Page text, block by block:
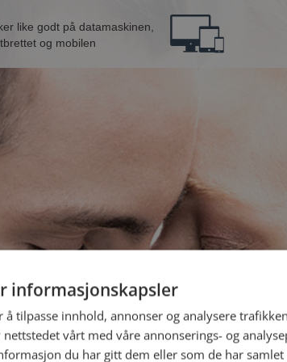
like godt på datamaskinen,
og mobilen
Jeg er en:
informasjonskapsler
tilpasse innhold, annonser og analysere
vårt med våre annonserings- og
du har gitt dem eller som de har